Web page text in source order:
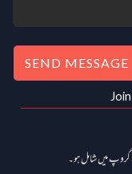
SEND MESSAGE
میں شامل ہو۔